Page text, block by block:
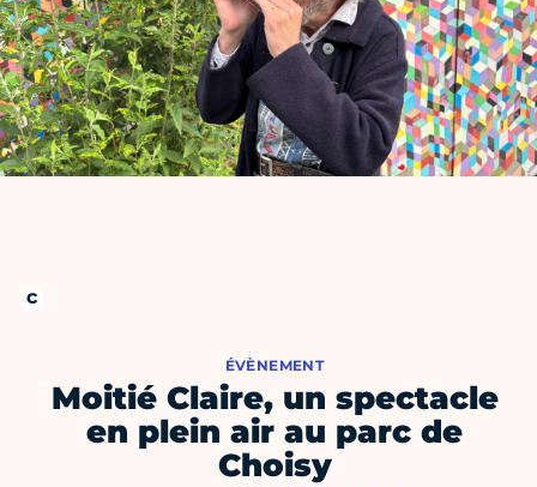
ÉVÈNEMENT
Moitié Claire, un spectacle
en plein air au parc de
Choisy